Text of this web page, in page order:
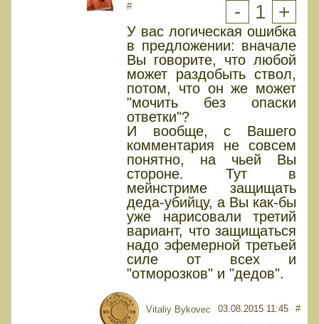
#
- 1 +
У вас логическая ошибка
в предложении: вначале
Вы говорите, что любой
может раздобыть ствол,
потом, что он же может
"мочить без опаски
ответки"?
И вообще, с Вашего
комментария не совсем
понятно, на чьей Вы
стороне. Тут в
мейнстриме защищать
деда-убийцу, а Вы как-бы
уже нарисовали третий
вариант, что защищаться
надо эфемерной третьей
силе от всех и
"отморозков" и "дедов".
Vitaliy Bykovec 03.08.2015 11:45 #